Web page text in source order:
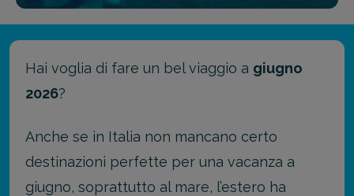
Hai voglia di fare un bel viaggio a giugno
2026?
Anche se in Italia non mancano certo
destinazioni perfette per una vacanza a
giugno, soprattutto al mare, l’estero ha